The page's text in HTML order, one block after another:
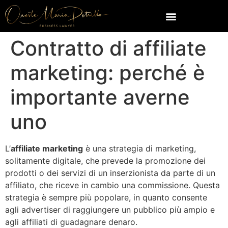
Contratto di affiliate
marketing: perché è
importante averne
uno
L’affiliate marketing è una strategia di marketing,
solitamente digitale, che prevede la promozione dei
prodotti o dei servizi di un inserzionista da parte di un
affiliato, che riceve in cambio una commissione. Questa
strategia è sempre più popolare, in quanto consente
agli advertiser di raggiungere un pubblico più ampio e
agli affiliati di guadagnare denaro.